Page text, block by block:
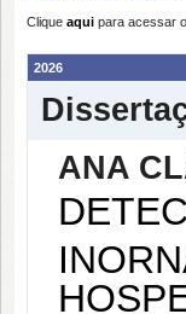
Clique aqui para acessar
2026
ANA